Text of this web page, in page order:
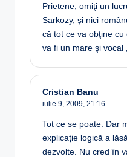
Prietene, omiţi un
Sarkozy, şi nici
că tot ce va obţine
va fi un mare şi vocal
Cristian Banu
iulie 9, 2009, 21:16
Tot ce se poate. Dar
explicaţie logică a
dezvolte. Nu cred în